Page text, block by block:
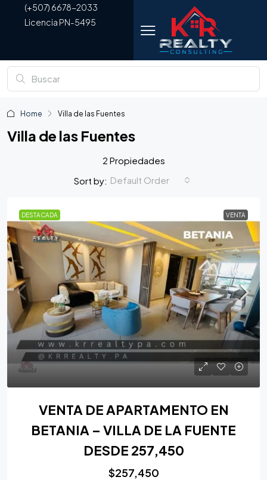
(+507) 6678-2033
Licencia PN-5495
Home Villa de las Fuentes
Villa de las Fuentes
2 Propiedades
Sort by: Default Order
DESTACADA VENTA
VENTA DE APARTAMENTO EN
BETANIA – VILLA DE LA FUENTE
DESDE 257,450
$257,450